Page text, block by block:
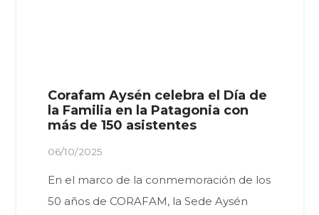
Corafam Aysén celebra el Día de
la Familia en la Patagonia con
más de 150 asistentes
06/10/2025
En el marco de la conmemoración de los
50 años de CORAFAM, la Sede Aysén